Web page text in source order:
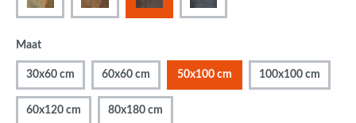
Maat
30x60 cm 60x60 cm 50x100 cm 100x100 cm
60x120 cm 80x180 cm